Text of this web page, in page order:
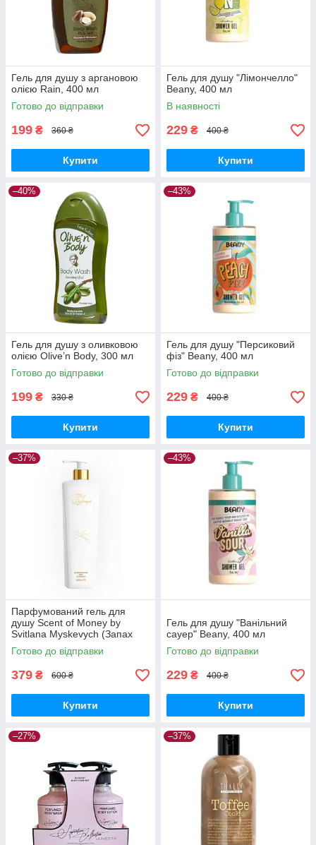
Гель для душу з аргановою
олією Rain, 400 мл
Готово до відправки
199 ₴ 360 ₴
Купити
Гель для душу "Лімончелло"
Beany, 400 мл
В наявності
229 ₴ 400 ₴
Купити
–40%
Гель для душу з оливковою
олією Olive’n Body, 300 мл
Готово до відправки
199 ₴ 330 ₴
Купити
–43%
Гель для душу "Персиковий
фіз" Beany, 400 мл
Готово до відправки
229 ₴ 400 ₴
Купити
–37%
Парфумований гель для
душу Scent of Money by
Svitlana Myskevych (Запах
грошей), 500 мл
Готово до відправки
379 ₴ 600 ₴
Купити
–43%
Гель для душу "Ванільний
сауер" Beany, 400 мл
Готово до відправки
229 ₴ 400 ₴
Купити
–27% –37%